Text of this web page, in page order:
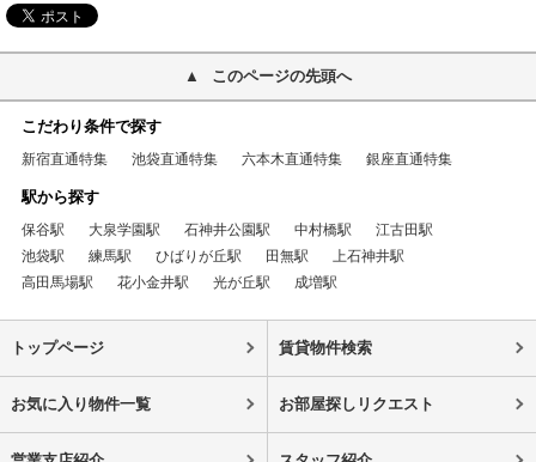
このページの先頭へ
こだわり条件で探す
新宿直通特集 池袋直通特集 六本木直通特集 銀座直通特集
駅から探す
保谷駅 大泉学園駅 石神井公園駅 中村橋駅
江古田駅
池袋駅
練馬駅 ひばりが丘駅 田無駅
上石神井駅
高田馬場駅
花小金井駅 光が丘駅 成増駅
トップページ 賃貸物件検索
お気に入り物件一覧 お部屋探しリクエスト